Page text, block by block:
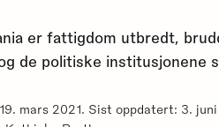
er fattigdom utbredt,
de politiske institusjonene
mars 2021. Sist oppdatert: 3. juni